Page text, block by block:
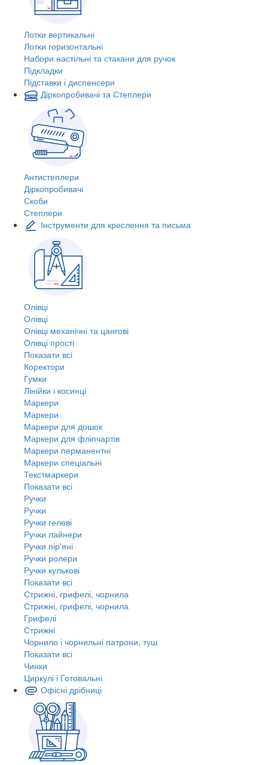
Лотки вертикальні
Лотки горизонтальні
Набори настільні та стакани для ручок
Підкладки
Підставки і диспенсери
Діркопробивачі та Степлери
Антистеплери
Діркопробивачі
Скоби
Степлери
Інструменти для креслення та письма
Олівці
Олівці
Олівці механічні та цангові
Олівці прості
Показати всі
Коректори
Гумки
Лінійки і косинці
Маркери
Маркери
Маркери для дошок
Маркери для фліпчартів
Маркери перманентні
Маркери спеціальні
Текстмаркери
Показати всі
Ручки
Ручки
Ручки гелеві
Ручки лайнери
Ручки пір'яні
Ручки ролери
Ручки кулькові
Показати всі
Стрижні, грифелі, чорнила
Стрижні, грифелі, чорнила
Грифелі
Стрижні
Чорнило і чорнильні патрони, туш
Показати всі
Чинки
Циркулі і Готовальні
Офісні дрібниці